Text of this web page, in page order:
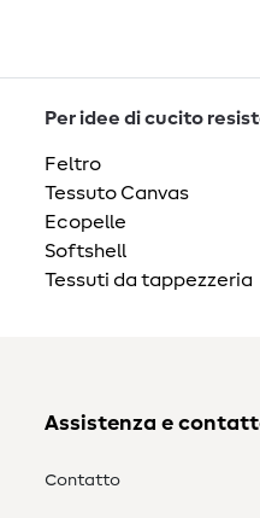
Per idee di cucito
Feltro
Tessuto Canvas
Ecopelle
Softshell
Tessuti da tappezzeria
Assistenza e
Contatto